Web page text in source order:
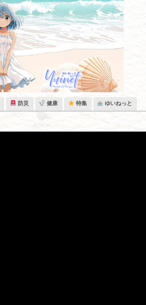
防災 健康 特集 ゆいねっと